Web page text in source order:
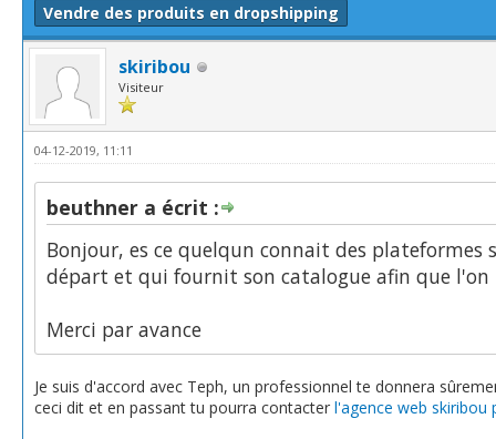
Vendre des produits en dropshipping
skiribou
Visiteur
04-12-2019, 11:11
beuthner a écrit :
Bonjour, es ce quelqun connait des
départ et qui fournit son catalogue afin que
Merci par avance
Je suis d'accord avec Teph, un professionnel te donnera
ceci dit et en passant tu pourra contacter l'agence web skiribou